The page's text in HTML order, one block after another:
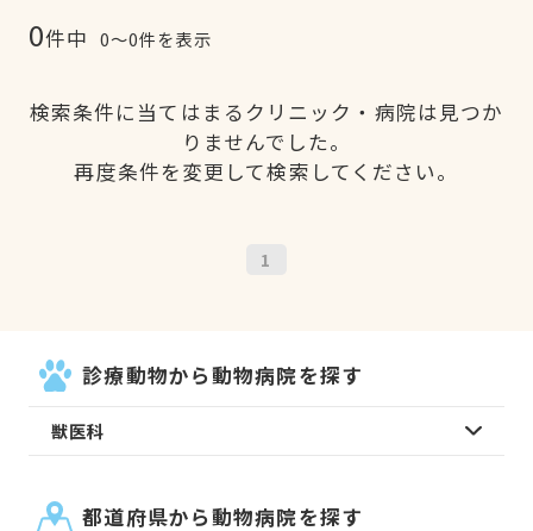
0件中 0〜0件を表示
検索条件に当てはまるクリニック・病院は見つか
りませんでした。
再度条件を変更して検索してください。
1
診療動物から動物病院を探す
獣医科
都道府県から動物病院を探す